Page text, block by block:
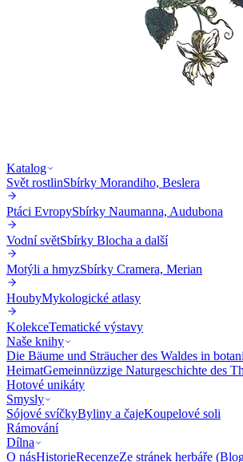
Katalog
Svět rostlinSbírky Morandiho, Beslera
Ptáci EvropySbírky Naumanna, Audubona
Vodní světSbírky Blocha a další
Motýli a hmyzSbírky Cramera, Merian
HoubyMykologické atlasy
KolekceTematické výstavy
Naše knihy
Die Bäume und Sträucher des Waldes in
HeimatGemeinnüzzige Naturgeschichte des
Hotové unikáty
Smysly
Sójové svíčkyByliny a čajeKoupelové soli
Rámování
Dílna
O násHistorieRecenzeZe stránek herbáře